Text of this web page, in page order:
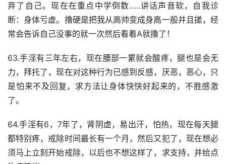
弃了自己。现在在重点中学倒数…..讲话声音软，自我诊
断：身体亏虚。撸硬是把我从高帅变成身高一般并且搓，经
常会告诉自己没事的就一次然后看着A就撸了！
63.手淫有三年左右，现在腰部一累就会酸疼，腿也是会无
力，拜托了，现在对这种行为已感到反感，厌恶，恶心，只
是怕来不及回复，求方法让身体快快好起来的，不胜感激
了。
64.手淫有6，7年了，肾阴虚，易出汗，怕热，现在每天腿
都特别疼，戒除时间最长有一个月，然后又犯了，现在想必
须马上立刻开始戒除，以后也不想这样了，求支持，并给点